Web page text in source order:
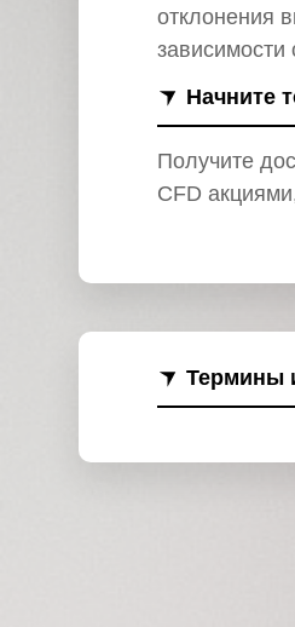
отклонения
зависимости
Начните
Получите
CFD
Термины